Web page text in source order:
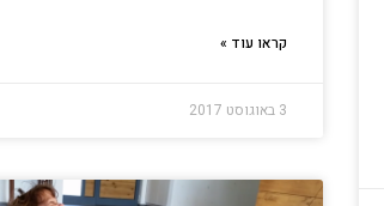
קראו עוד »
3 באוגוסט 2017